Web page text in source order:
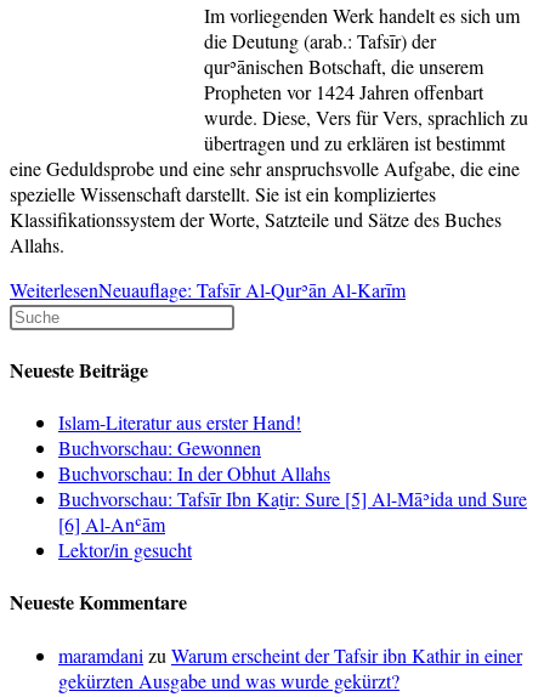
Im vorliegenden Werk handelt es sich um
die Deutung (arab.: Tafsīr) der
qurʾānischen Botschaft, die unserem
Propheten vor 1424 Jahren offenbart
wurde. Diese, Vers für Vers, sprachlich zu
übertragen und zu erklären ist bestimmt
eine Geduldsprobe und eine sehr anspruchsvolle Aufgabe, die eine
spezielle Wissenschaft darstellt. Sie ist ein kompliziertes
Klassifikationssystem der Worte, Satzteile und Sätze des Buches
Allahs.
WeiterlesenNeuauflage: Tafsīr Al-Qurʾān Al-Karīm
Neueste Beiträge
Islam-Literatur aus erster Hand!
Buchvorschau: Gewonnen
Buchvorschau: In der Obhut Allahs
Buchvorschau: Tafsīr Ibn Kaṯir: Sure [5] Al-Māʾida und Sure
[6] Al-Anʿām
Lektor/in gesucht
Neueste Kommentare
maramdani zu Warum erscheint der Tafsir ibn Kathir in einer
gekürzten Ausgabe und was wurde gekürzt?